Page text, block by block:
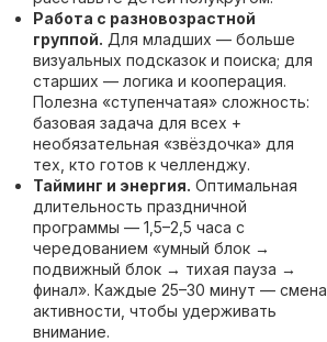
Работа с разновозрастной
группой. Для младших — больше
визуальных подсказок и поиска; для
старших — логика и кооперация.
Полезна «ступенчатая» сложность:
базовая задача для всех +
необязательная «звёздочка» для
тех, кто готов к челленджу.
Тайминг и энергия. Оптимальная
длительность праздничной
программы — 1,5–2,5 часа с
чередованием «умный блок →
подвижный блок → тихая пауза →
финал». Каждые 25–30 минут — смена
активности, чтобы удерживать
внимание.